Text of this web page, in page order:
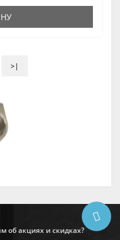
>|
об акциях и скидках?